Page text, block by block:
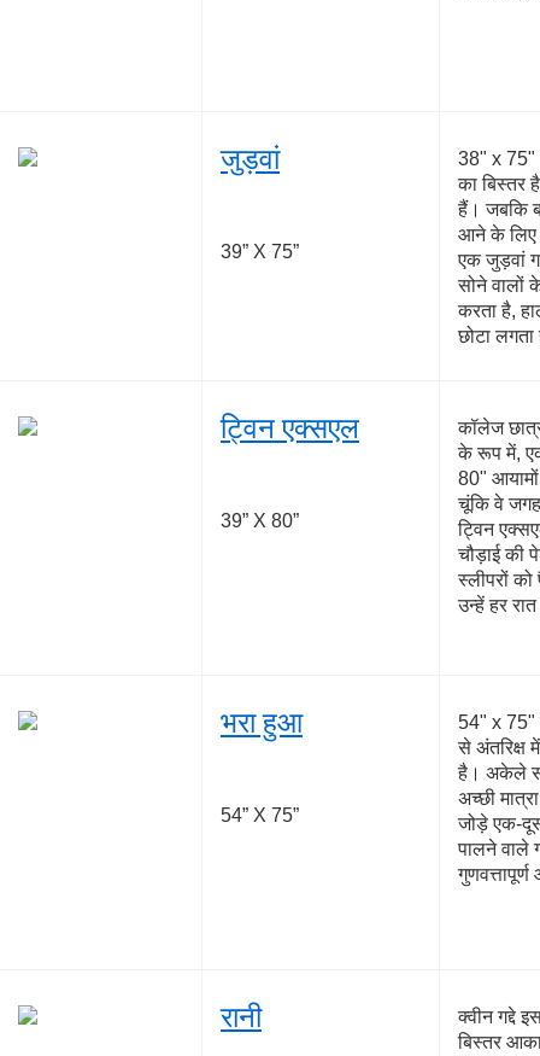
जुड़वां
39” X 75”
38" x 75"
का बिस्तर
हैं। जबकि
आने के लिए
एक जुड़वां
सोने वालों
करता है,
छोटा
ट्विन एक्सएल
39” X 80”
कॉलेज
के रूप में, एक
80"
चूंकि वे
ट्विन
चौड़ाई की
स्लीपरों
उन्हें हर
भरा हुआ
54” X 75”
54" x 75"
से अंतरिक्ष
है। अकेले
अच्छी
जोड़े एक-
पालने वाले
रानी
क्वीन गद्दे
बिस्तर